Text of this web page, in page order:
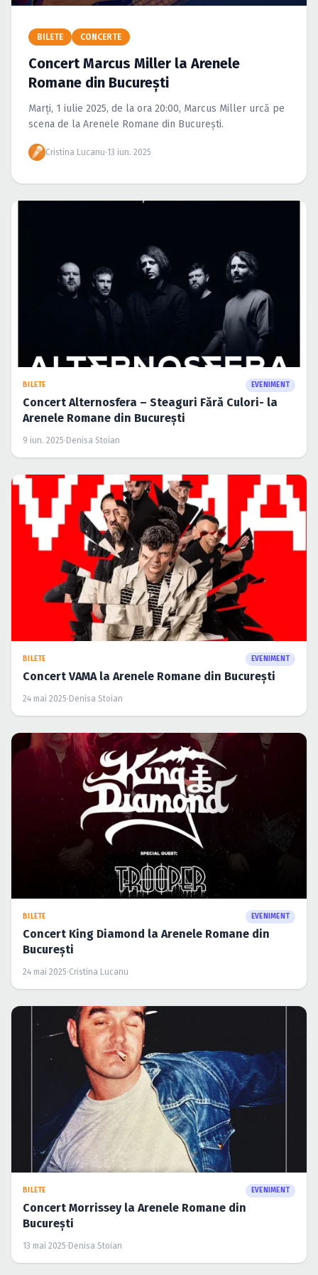
Caută în site...
BILETE CONCERTE
Concert Marcus Miller la Arenele
Romane din București
Marți, 1 iulie 2025, de la ora 20:00, Marcus Miller urcă pe
scena de la Arenele Romane din București.
Cristina Lucanu·13 iun. 2025
BILETE EVENIMENT
Concert Alternosfera – Steaguri Fără Culori- la
Arenele Romane din București
9 iun. 2025·Denisa Stoian
BILETE EVENIMENT
Concert VAMA la Arenele Romane din București
24 mai 2025·Denisa Stoian
BILETE EVENIMENT
Concert King Diamond la Arenele Romane din
București
24 mai 2025·Cristina Lucanu
BILETE EVENIMENT
Concert Morrissey la Arenele Romane din
București
13 mai 2025· Denisa Stoian